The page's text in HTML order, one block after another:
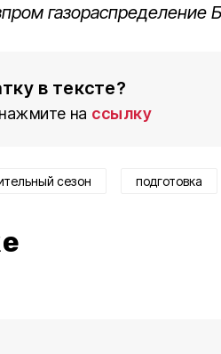
газораспределение
в тексте?
на ссылку
сезон подготовка